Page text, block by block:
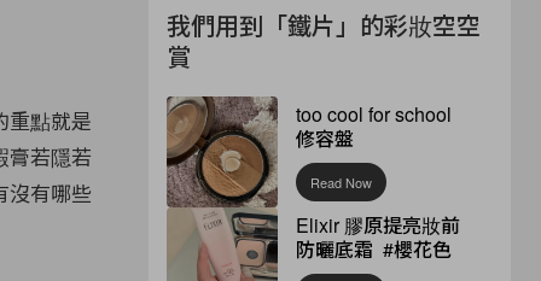
重點就是
膏若隱若
沒有哪些
我們用到「鐵片」的彩妝空空
賞
too cool for school
修容盤
Read Now
Elixir 膠原提亮妝前
防曬底霜 #櫻花色